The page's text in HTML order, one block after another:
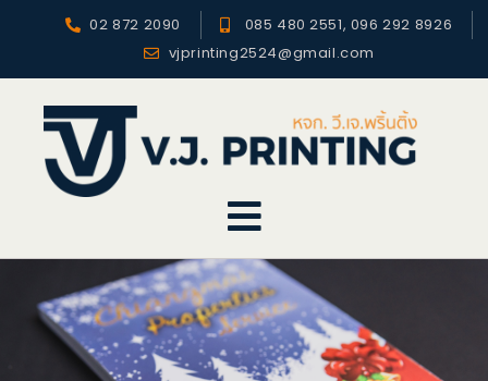
02 872 2090
085 480 2551, 096 292 8926
vjprinting2524@gmail.com